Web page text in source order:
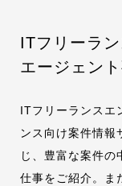
ITフリーラ
エージェン
ITフリーランスエ
ンス向け案件情報
じ、豊富な案件
仕事をご紹介。ま